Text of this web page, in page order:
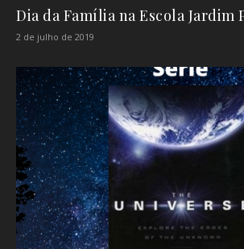
Dia da Família na Escola Jardim
2 de julho de 2019